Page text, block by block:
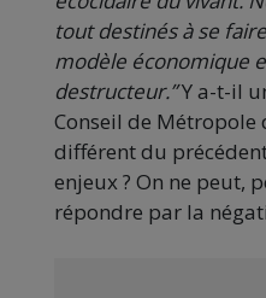
tout destinés à se
modèle économique
destructeur.”Y a-t-il
Conseil de Métropole
différent du
enjeux ? On ne peut,
répondre par la